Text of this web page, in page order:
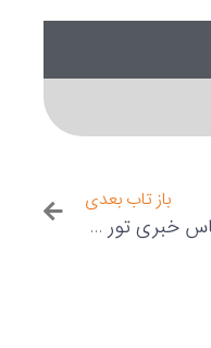
باز تاب بعدی
انعکاس خبری تور مجازی مکه در سایت معاونت فرهنگی و دانشجویی دانشگاه علوم پزشکی ایران